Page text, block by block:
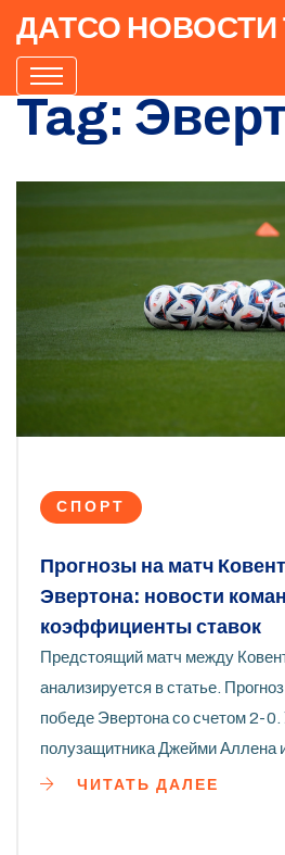
ДАТСО
Tag:
СПОРТ
Прогнозы на матч
Эвертона: новости
коэффициенты ставок
Предстоящий матч между
анализируется в статье.
победе Эвертона со счетом 2-0.
полузащитника Джейми Аллена
время как у Эвертона
ЧИТАТЬ ДАЛЕЕ